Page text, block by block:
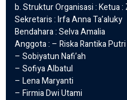
b. Struktur Organisasi : Ketua
Sekretaris : Irfa Anna Ta’aluky
Bendahara : Selva Amalia
Anggota : – Riska Rantika Putri
– Sobiyatun Nafi’ah
– Sofiya Albatul
– Lena Maryanti
– Firmia Dwi Utami